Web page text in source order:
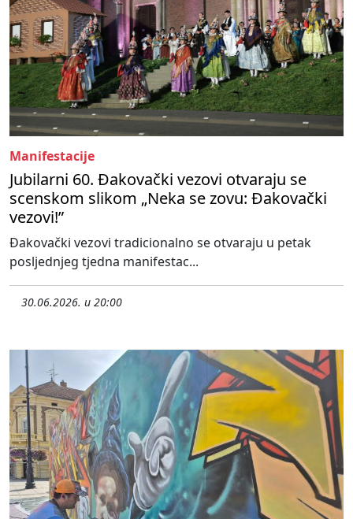
Manifestacije
Jubilarni 60. Đakovački vezovi otvaraju se
scenskom slikom „Neka se zovu: Đakovački
vezovi!”
Đakovački vezovi tradicionalno se otvaraju u petak
posljednjeg tjedna manifestac...
30.06.2026. u 20:00